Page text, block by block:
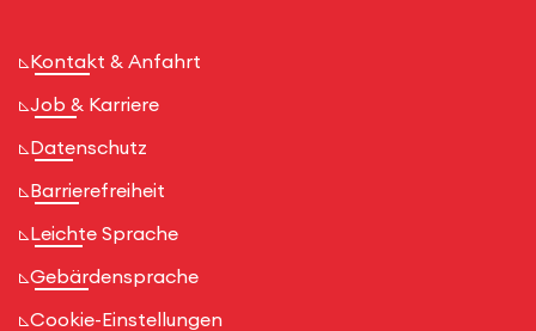
Kontakt & Anfahrt
Job & Karriere
Datenschutz
Barrierefreiheit
Leichte Sprache
Gebärdensprache
Cookie-Einstellungen